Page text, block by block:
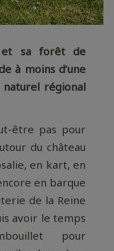
et sa forêt de
à moins d’une
naturel régional
être pas pour
du château
en kart, en
en barque
de la Reine
avoir le temps
pour